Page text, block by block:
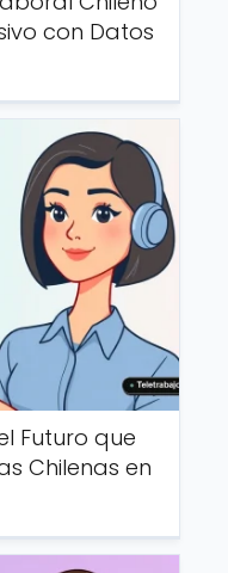
con Datos
Futuro que
Chilenas en